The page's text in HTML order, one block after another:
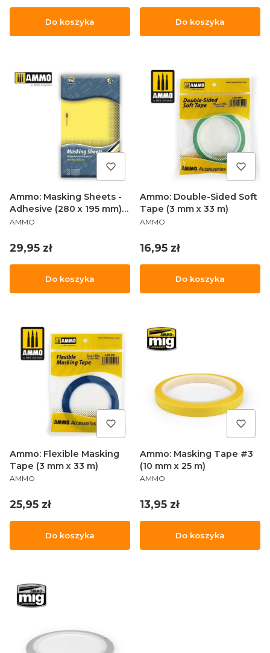
Do koszyka Do koszyka
Ammo: Masking Sheets -
Adhesive (280 x 195 mm)
(5)
PRODUCENT
AMMO
Cena
29,95 zł
Do koszyka
Ammo: Double-Sided Soft
Tape (3 mm x 33 m)
PRODUCENT
AMMO
Cena
16,95 zł
Do koszyka
Ammo: Flexible Masking
Tape (3 mm x 33 m)
PRODUCENT
AMMO
Cena
25,95 zł
Do koszyka
Ammo: Masking Tape #3
(10 mm x 25 m)
PRODUCENT
AMMO
Cena
13,95 zł
Do koszyka